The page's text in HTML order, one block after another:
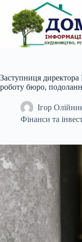
вмісту
Заступниця
роботу бюро,
Ігор
Фінанси та